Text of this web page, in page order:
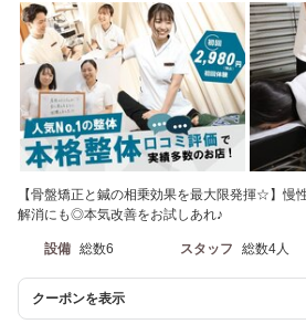
【骨盤矯正と鍼の相乗効果を最大限発揮☆】慢
解消にも◎本気改善をお試しあれ♪
設備 総数6 スタッフ 総数4人
クーポンを表示